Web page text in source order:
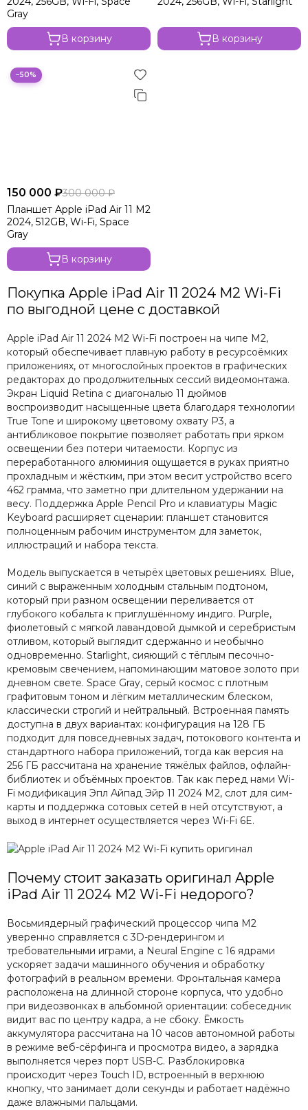
Gray
В корзину
В корзину
−50%
150 000 ₽300 000 ₽
Планшет Apple iPad Air 11 M2
2024, 512GB, Wi-Fi, Space
Gray
В корзину
Покупка Apple iPad Air 11 2024 M2 Wi-Fi
по выгодной цене с доставкой
Apple iPad Air 11 2024 M2 Wi-Fi построен на чипе M2,
который обеспечивает плавную работу в ресурсоёмких
приложениях, от многослойных проектов в графических
редакторах до продолжительных сессий видеомонтажа.
Экран Liquid Retina с диагональю 11 дюймов
воспроизводит насыщенные цвета благодаря технологии
True Tone и широкому цветовому охвату P3, а
антибликовое покрытие позволяет работать при ярком
освещении без потери читаемости. Корпус из
переработанного алюминия ощущается в руках приятно
прохладным и жёстким, при этом весит устройство всего
462 грамма, что заметно при длительном удержании на
весу. Поддержка Apple Pencil Pro и клавиатуры Magic
Keyboard расширяет сценарии: планшет становится
полноценным рабочим инструментом для заметок,
иллюстраций и набора текста.
Модель выпускается в четырёх цветовых решениях. Blue,
синий с выраженным холодным стальным подтоном,
который при разном освещении переливается от
глубокого кобальта к приглушённому индиго. Purple,
фиолетовый с мягкой лавандовой дымкой и серебристым
отливом, который выглядит сдержанно и необычно
одновременно. Starlight, сияющий с тёплым песочно-
кремовым свечением, напоминающим матовое золото при
дневном свете. Space Gray, серый космос с плотным
графитовым тоном и лёгким металлическим блеском,
классически строгий и нейтральный. Встроенная память
доступна в двух вариантах: конфигурация на 128 ГБ
подходит для повседневных задач, потокового контента и
стандартного набора приложений, тогда как версия на
256 ГБ рассчитана на хранение тяжёлых файлов, офлайн-
библиотек и объёмных проектов. Так как перед нами Wi-
Fi модификация Эпл Айпад Эйр 11 2024 М2, слот для сим-
карты и поддержка сотовых сетей в ней отсутствуют, а
выход в интернет осуществляется через Wi-Fi 6E.
Почему стоит заказать оригинал Apple
iPad Air 11 2024 M2 Wi-Fi недорого?
Восьмиядерный графический процессор чипа M2
уверенно справляется с 3D-рендерингом и
требовательными играми, а Neural Engine с 16 ядрами
ускоряет задачи машинного обучения и обработку
фотографий в реальном времени. Фронтальная камера
расположена на длинной стороне корпуса, что удобно
при видеозвонках в альбомной ориентации: собеседник
видит вас по центру кадра, а не сбоку. Ёмкость
аккумулятора рассчитана на 10 часов автономной работы
в режиме веб-сёрфинга и просмотра видео, а зарядка
выполняется через порт USB-C. Разблокировка
происходит через Touch ID, встроенный в верхнюю
кнопку, что занимает доли секунды и работает надёжно
даже влажными пальцами.